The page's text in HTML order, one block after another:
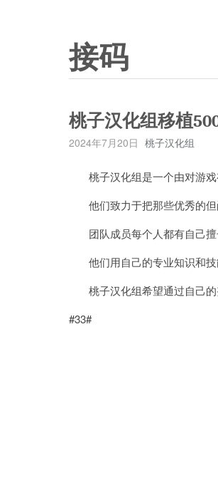
接码
桃子汉化组移植
2024年7月20日 桃子汉化组
桃子汉化组是一个由对游戏
他们致力于把那些优秀的但
团队成员每个人都有自己擅
他们用自己的专业知识和技
桃子汉化组希望通过自己的
#33#